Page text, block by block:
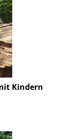
Kindern